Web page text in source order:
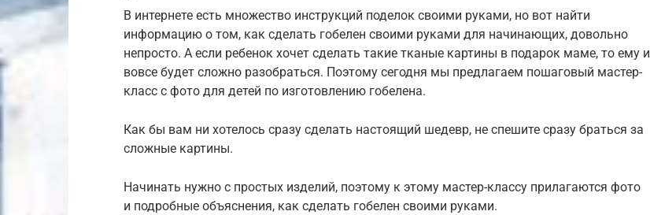
В интернете есть множество инструкций поделок своими руками, но вот найти
информацию о том, как сделать гобелен своими руками для начинающих, довольно
непросто. А если ребенок хочет сделать такие тканые картины в подарок маме, то ему и
вовсе будет сложно разобраться. Поэтому сегодня мы предлагаем пошаговый мастер-
класс с фото для детей по изготовлению гобелена.
Как бы вам ни хотелось сразу сделать настоящий шедевр, не спешите сразу браться за
сложные картины.
Начинать нужно с простых изделий, поэтому к этому мастер-классу прилагаются фото
и подробные объяснения, как сделать гобелен своими руками.